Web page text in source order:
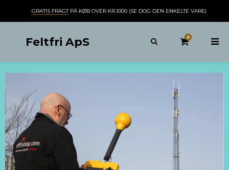
GRATIS FRAGTPÅ KØB OVER KR.1000 (SE DOG DEN ENKELTE VARE)
Feltfri ApS 0